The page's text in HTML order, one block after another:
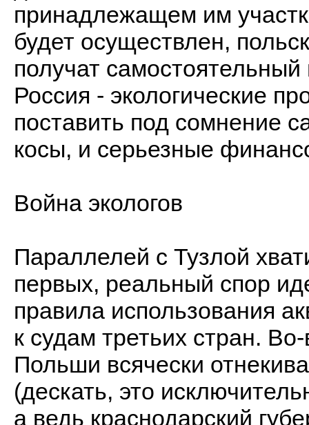
принадлежащем им
будет осуществлен,
получат
Россия - экологические
поставить под сомнение
косы, и серьезные
Война экологов
Параллелей с Тузлой
первых, реальный спор
правила использования
к судам третьих стран.
Польши всячески
(дескать, это
а ведь краснодарский